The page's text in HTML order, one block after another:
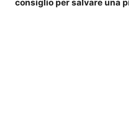
consiglio per salvare una